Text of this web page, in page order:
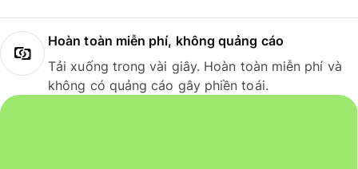
Hoàn toàn miễn phí, không quảng cáo
Tải xuống trong vài giây. Hoàn toàn miễn phí và
không có quảng cáo gây phiền toái.